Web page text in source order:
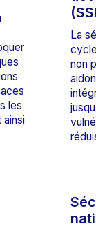
les
La
non